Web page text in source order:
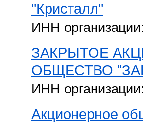
"Кристалл"
ИНН
ЗАКРЫТОЕ
ОБЩЕСТВО
ИНН
Акционерное